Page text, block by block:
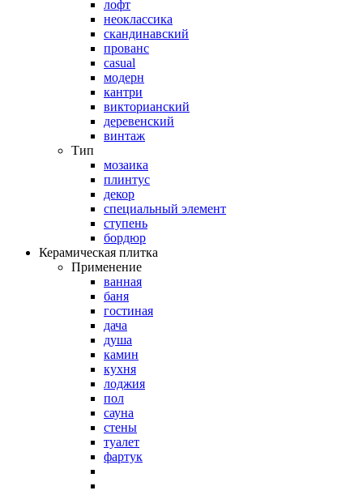
лофт
неоклассика
скандинавский
прованс
casual
модерн
кантри
викторианский
деревенский
винтаж
Тип
мозаика
плинтус
декор
специальный элемент
ступень
бордюр
Керамическая плитка
Применение
ванная
баня
гостиная
дача
душа
камин
кухня
лоджия
пол
сауна
стены
туалет
фартук